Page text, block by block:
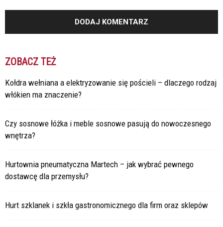
ZOBACZ TEŻ
Kołdra wełniana a elektryzowanie się pościeli – dlaczego rodzaj
włókien ma znaczenie?
Czy sosnowe łóżka i meble sosnowe pasują do nowoczesnego
wnętrza?
Hurtownia pneumatyczna Martech – jak wybrać pewnego
dostawcę dla przemysłu?
Hurt szklanek i szkła gastronomicznego dla firm oraz sklepów